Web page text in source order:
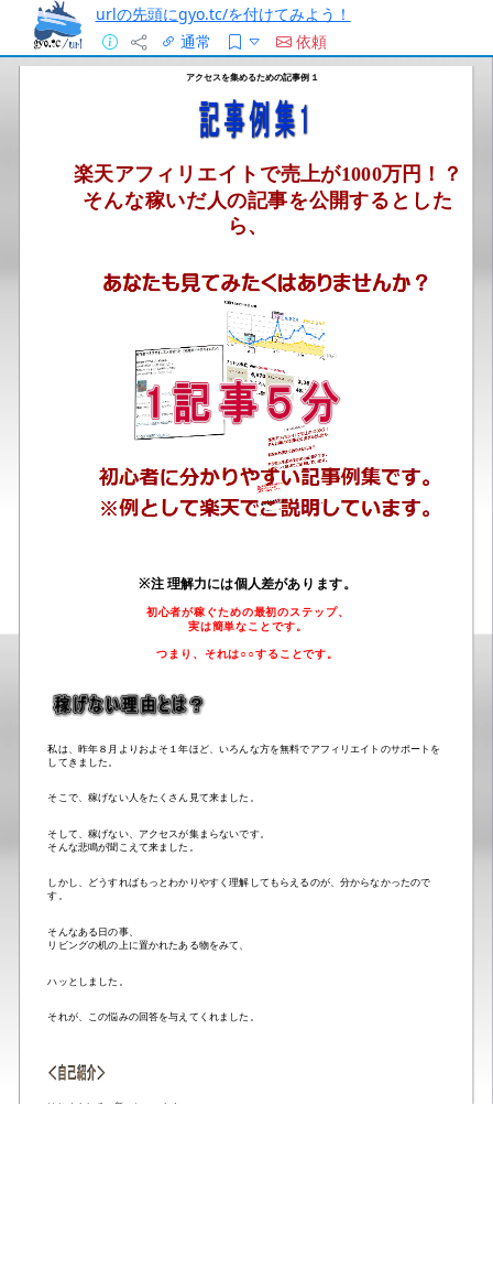
urlの先頭にgyo.tc/を付けてみよう！
通常
依頼